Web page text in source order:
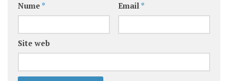
Nume * Email *
Site web